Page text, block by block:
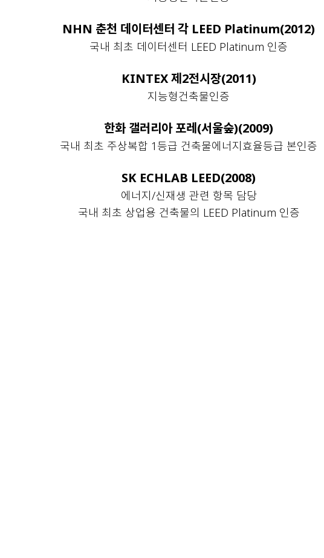
NHN 춘천 데이터센터 각 LEED Platinum(2012)
국내 최초 데이터센터 LEED Platinum 인증
KINTEX 제2전시장(2011)
지능형건축물인증
한화 갤러리아 포레(서울숲)(2009)
국내 최초 주상복합 1등급 건축물에너지효율등급 본인증
SK ECHLAB LEED(2008)
에너지/신재생 관련 항목 담당
국내 최초 상업용 건축물의 LEED Platinum 인증